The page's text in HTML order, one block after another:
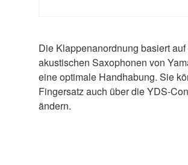
Die Klappenanordnung basiert auf
akustischen Saxophonen von
eine optimale Handhabung. Sie
Fingersatz auch über die YDS-
ändern.